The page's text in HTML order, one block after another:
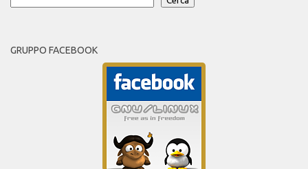
GRUPPO FACEBOOK